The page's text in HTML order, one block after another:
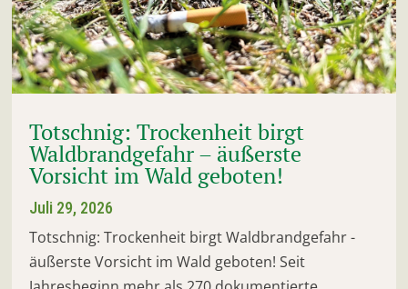
Totschnig: Trockenheit birgt
Waldbrandgefahr – äußerste
Vorsicht im Wald geboten!
Juli 29, 2026
Totschnig: Trockenheit birgt Waldbrandgefahr -
äußerste Vorsicht im Wald geboten! Seit